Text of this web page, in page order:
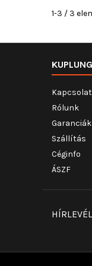
1-3 / 3
Kapcsolat
Rólunk
Garanciák
Szállítás
Céginfo
ÁSZF
HÍRLEVÉL